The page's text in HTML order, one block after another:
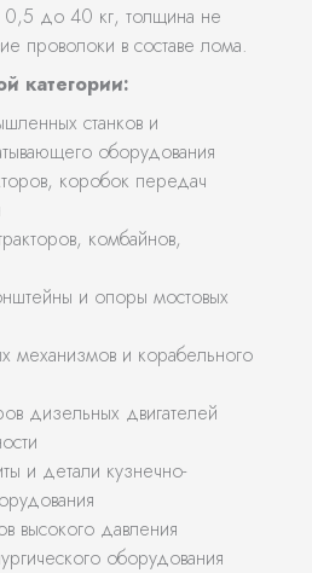
0,5 до 40 кг, толщина не
проволоки в составе лома.
категории:
станков и
оборудования
коробок передач
комбайнов,
и опоры мостовых
механизмов и корабельного
дизельных двигателей
и детали кузнечно-
высокого давления
оборудования